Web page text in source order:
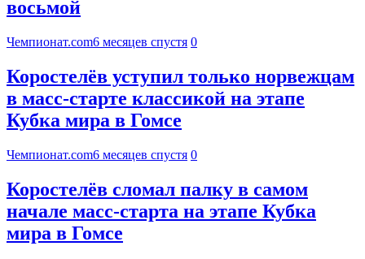
восьмой
Чемпионат.com6 месяцев спустя 0
Коростелёв уступил только норвежцам
в масс-старте классикой на этапе
Кубка мира в Гомсе
Чемпионат.com6 месяцев спустя 0
Коростелёв сломал палку в самом
начале масс-старта на этапе Кубка
мира в Гомсе